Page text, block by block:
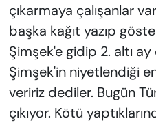
çıkarmaya çalışanlar
başka kağıt yazıp
Şimşek'e gidip 2. altı
Şimşek'in niyetlendiği
veririz dediler. Bugün
çıkıyor. Kötü